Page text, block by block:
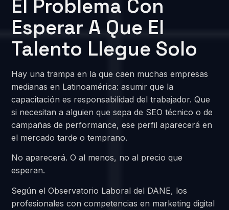
El Problema Con
Esperar A Que El
Talento Llegue Solo
Hay una trampa en la que caen muchas empresas
medianas en Latinoamérica: asumir que la
capacitación es responsabilidad del trabajador. Que
si necesitan a alguien que sepa de SEO técnico o de
campañas de performance, ese perfil aparecerá en
el mercado tarde o temprano.
No aparecerá. O al menos, no al precio que
esperan.
Según el Observatorio Laboral del DANE, los
profesionales con competencias en marketing digital